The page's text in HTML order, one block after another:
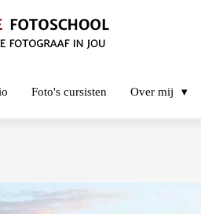
Foto's cursisten Over mij